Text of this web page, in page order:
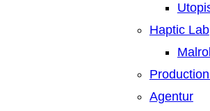
Haptic Lab
Agentur